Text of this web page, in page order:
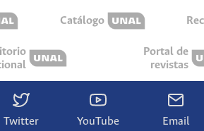
Catálogo
Portal de
revistas
Twitter YouTube Email